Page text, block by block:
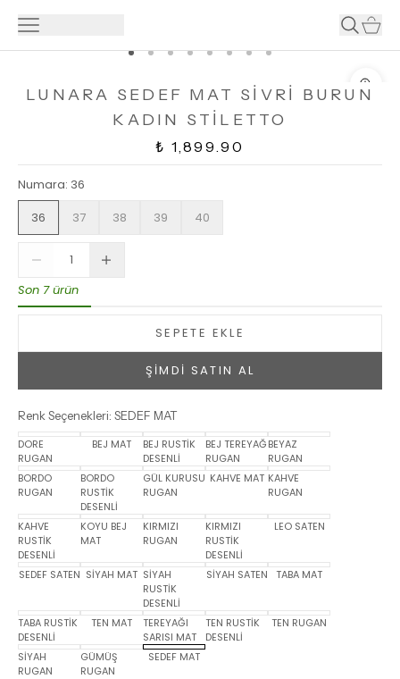
LUNARA SEDEF MAT SİVRİ BURUN
KADIN STİLETTO
₺ 1,899.90
Numara: 36
36
37 38 39 40
Son 7 ürün
SEPETE EKLE
ŞİMDİ SATIN AL
Renk Seçenekleri: SEDEF MAT
DORE
RUGAN
BEJ MAT
BEJ RUSTİK
DESENLİ
BEJ TEREYAĞ
RUGAN
BEYAZ
RUGAN
BORDO
RUGAN
BORDO
RUSTİK
DESENLİ
GÜL KURUSU
RUGAN
KAHVE MAT KAHVE
RUGAN
KAHVE
RUSTİK
DESENLİ
KOYU BEJ
MAT
KIRMIZI
RUGAN
KIRMIZI
RUSTİK
DESENLİ
LEO SATEN
SEDEF SATEN SİYAH MAT SİYAH
RUSTİK
DESENLİ
SİYAH SATEN TABA MAT
TABA RUSTİK
DESENLİ
TEN MAT
TEREYAĞI
SARISI MAT
TEN RUSTİK
DESENLİ
TEN RUGAN
SİYAH
RUGAN
GÜMÜŞ
RUGAN
SEDEF MAT